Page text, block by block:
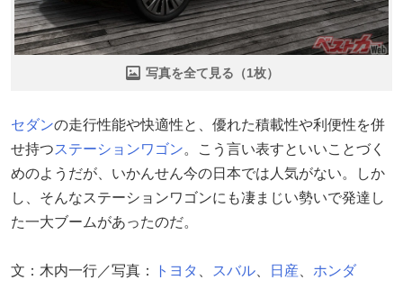
写真を全て見る（1枚）
セダンの走行性能や快適性と、優れた積載性や利便性を併
せ持つステーションワゴン。こう言い表すといいことづく
めのようだが、いかんせん今の日本では人気がない。しか
し、そんなステーションワゴンにも凄まじい勢いで発達し
た一大ブームがあったのだ。
文：木内一行／写真： トヨタ スバル 日産 ホンダ